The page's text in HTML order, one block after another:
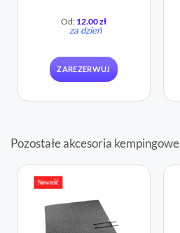
Od: 12.00zł
za dzień
ZAREZERWUJ
Pozostałe akcesoria kempingowe
Nowość